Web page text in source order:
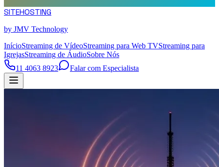
SITEHOSTING
by JMV Technology
InícioStreaming de VídeoStreaming para Web TVStreaming para
IgrejasStreaming de ÁudioSobre Nós
11 4063 8923
Falar com Especialista